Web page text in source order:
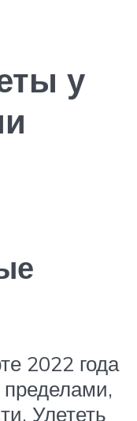
у
2022 года
Улететь